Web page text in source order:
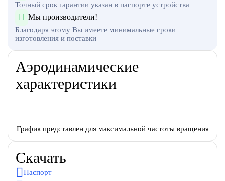
Точный срок гарантии указан в паспорте устройства
Мы производители!
Благодаря этому Вы имеете минимальные сроки
изготовления и поставки
Аэродинамические
характеристики
График представлен для максимальной частоты вращения
Скачать
Паспорт